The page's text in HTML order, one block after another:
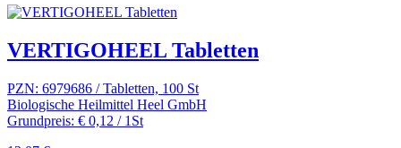
VERTIGOHEEL Tabletten
PZN: 6979686 / Tabletten, 100 St
Biologische Heilmittel Heel GmbH
Grundpreis: € 0,12 / 1St